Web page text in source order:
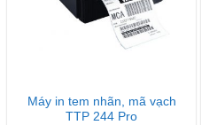
Máy in tem nhãn, mã vạch
TTP 244 Pro